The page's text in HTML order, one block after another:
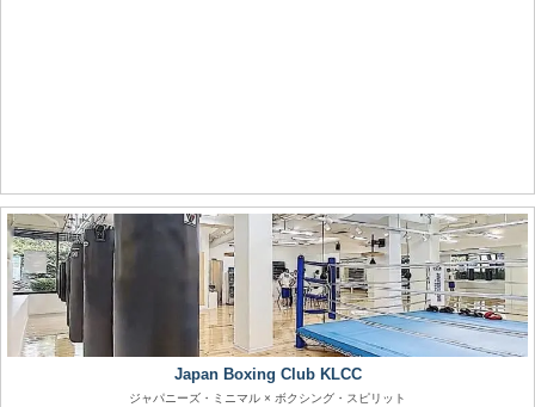
Japan Boxing Club KLCC
ジャパニーズ・ミニマル × ボクシング・スピリット